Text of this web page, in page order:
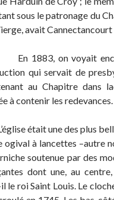
sous le patronage du
avait
on voyait encore
qui servait de
au Chapitre dans
à contenir les redevances.
était une des plus
ogival à lancettes –autre
soutenue par des
dont une, au
le roi Saint Louis. Le